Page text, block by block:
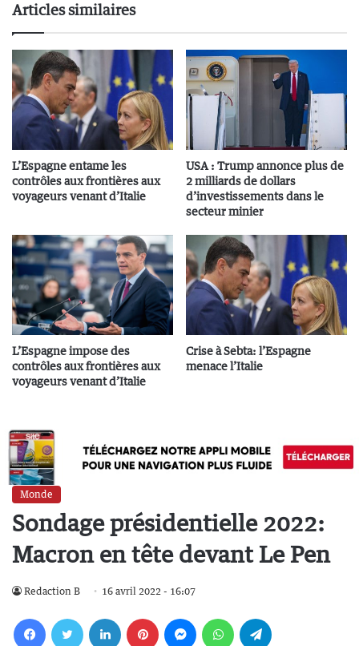
Articles similaires
L’Espagne entame les
contrôles aux frontières aux
voyageurs venant d’Italie
USA : Trump annonce plus de
2 milliards de dollars
d’investissements dans le
secteur minier
L’Espagne impose des
contrôles aux frontières aux
voyageurs venant d’Italie
Crise à Sebta: l’Espagne
menace l’Italie